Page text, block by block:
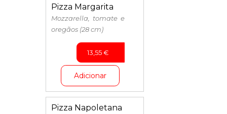
Pizza Margarita
Mozzarella, tomate e
oregãos (28 cm)
13,55€
Adicionar
Pizza Napoletana